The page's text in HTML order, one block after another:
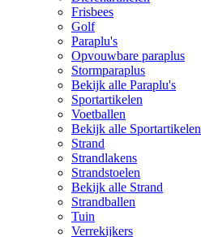
Frisbees
Golf
Paraplu's
Opvouwbare paraplus
Stormparaplus
Bekijk alle Paraplu's
Sportartikelen
Voetballen
Bekijk alle Sportartikelen
Strand
Strandlakens
Strandstoelen
Bekijk alle Strand
Strandballen
Tuin
Verrekijkers